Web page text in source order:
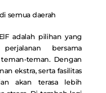
semua daerah
adalah pilihan yang
bersama
teman. Dengan
ekstra, serta fasilitas
akan terasa lebih